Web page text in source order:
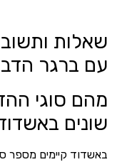
שאלות
עם ברגר
מהם סוגי
שונים
באשדוד קיימים מספר